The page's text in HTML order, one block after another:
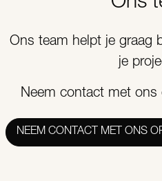
Ons team helpt je graag
je
Neem contact met ons
NEEM CONTACT MET ONS